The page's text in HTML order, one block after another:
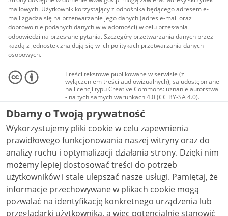
mailowych. Użytkownik korzystający z odnośnika będącego adresem e-
mail zgadza się na przetwarzanie jego danych (adres e-mail oraz
dobrowolnie podanych danych w wiadomości) w celu przesłania
odpowiedzi na przesłane pytania. Szczegóły przetwarzania danych przez
każdą z jednostek znajdują się w ich politykach przetwarzania danych
osobowych.
Treści tekstowe publikowane w serwisie (z
wyłączeniem treści audiowizualnych), są udostępniane
na licencji typu Creative Commons: uznanie autorstwa
- na tych samych warunkach 4.0 (CC BY-SA 4.0).
Materiały audiowizualne, w tym zdjęcia, materiały
audio i wideo, są udostępniane na licencji typu
Creative Commons: uznanie autorstwa użycie
niekomercyjne - bez utworów zależnych 4.0 (CC BY-
NC-ND 4.0), o ile nie jest to stwierdzone inaczej.
Dbamy o Twoją prywatność
Wykorzystujemy pliki cookie w celu zapewnienia
prawidłowego funkcjonowania naszej witryny oraz do
analizy ruchu i optymalizacji działania strony. Dzięki nim
możemy lepiej dostosować treści do potrzeb
użytkowników i stale ulepszać nasze usługi. Pamiętaj, że
informacje przechowywane w plikach cookie mogą
pozwalać na identyfikację konkretnego urządzenia lub
przeglądarki użytkownika, a więc potencjalnie stanowić